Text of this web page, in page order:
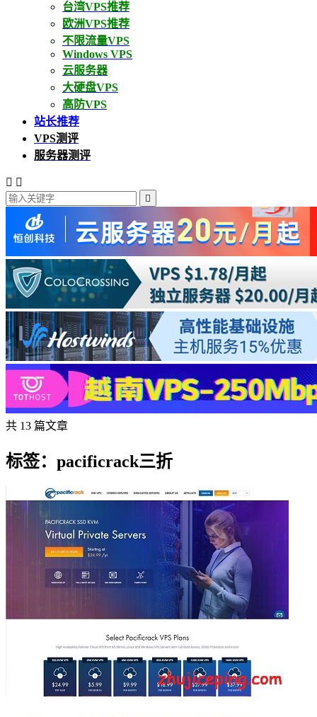
台湾VPS推荐
欧洲VPS推荐
不限流量VPS
Windows VPS
云服务器
大硬盘VPS
高防VPS
站长推荐
VPS测评
服务器测评
 

共 13 篇文章
标签：pacificrack三折